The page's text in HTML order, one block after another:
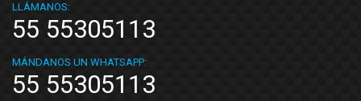
LLÁMANOS:
55 55305113
MÁNDANOS UN WHATSAPP:
55 55305113